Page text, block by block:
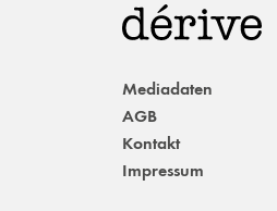
Mediadaten
AGB
Kontakt
Impressum